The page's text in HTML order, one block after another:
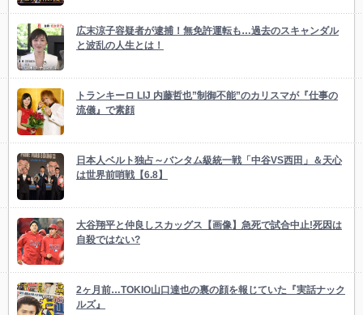
広末涼子容疑者が逮捕！無免許運転も…過去のスキャンダル
と波乱の人生とは！
トランキーロ LIJ 内藤哲也”制御不能”のカリスマが『仕事の
流儀』で素顔
日本人ベルト独占～バンタム級統一戦「中谷VS西田」＆天心
は世界前哨戦【6.8】
大谷翔平と仲良しスカッグス【画像】急死で試合中止!死因は
自殺ではない?
2ヶ月前…TOKIO山口達也の裏の顔を報じていた『実話ナック
ルズ』